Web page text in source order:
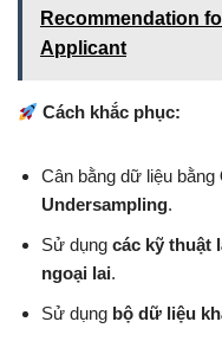
Recommendation
Applicant
Cách khắc phục:
Cân bằng dữ liệu bằng
Undersampling.
Sử dụng các kỹ thuật
ngoại lai.
Sử dụng bộ dữ liệu